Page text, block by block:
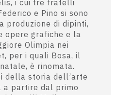
i cui tre fratelli
e Pino si sono
produzione di dipinti,
opere grafiche e la
Olimpia nei
per i quali Bosa, il
è rinomata.
della storia dell’arte
a partire dal primo